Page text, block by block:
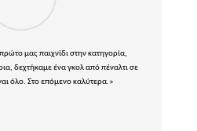
μας παιχνίδι στην κατηγορία,
δεχτήκαμε ένα γκολ από πέναλτι σε
όλο. Στο επόμενο καλύτερα.»